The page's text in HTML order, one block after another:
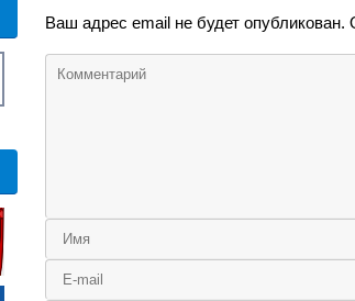
Ваш адрес email не будет опубликован.